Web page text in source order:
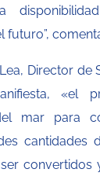
futuro”,
Director de
«el
mar para
cantidades
convertidos